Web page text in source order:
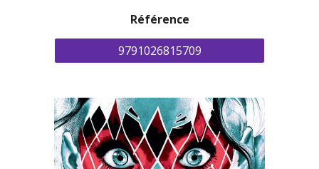
Référence
9791026815709